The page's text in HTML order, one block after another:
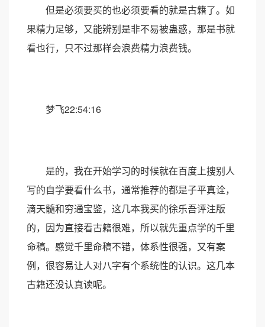
但是必须要买的也必须要看的就是古籍了。如
果精力足够，又能辨别是非不易被蛊惑，那是书就
看也行，只不过那样会浪费精力浪费钱。
梦飞22:54:16
是的，我在开始学习的时候就在百度上搜别人
写的自学要看什么书，通常推荐的都是子平真诠，
滴天髓和穷通宝鉴，这几本我买的徐乐吾评注版
的，因为直接看古籍很难，所以就先重点学的千里
命稿。感觉千里命稿不错，体系性很强，又有案
例，很容易让人对八字有个系统性的认识。这几本
古籍还没认真读呢。